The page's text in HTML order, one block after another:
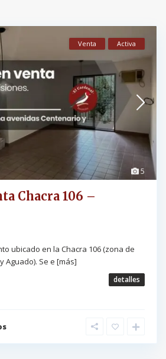
5
Venta Activa
Chacra 106 –
ubicado en la Chacra 106 (zona de
Aguado). Se e [más]
detalles